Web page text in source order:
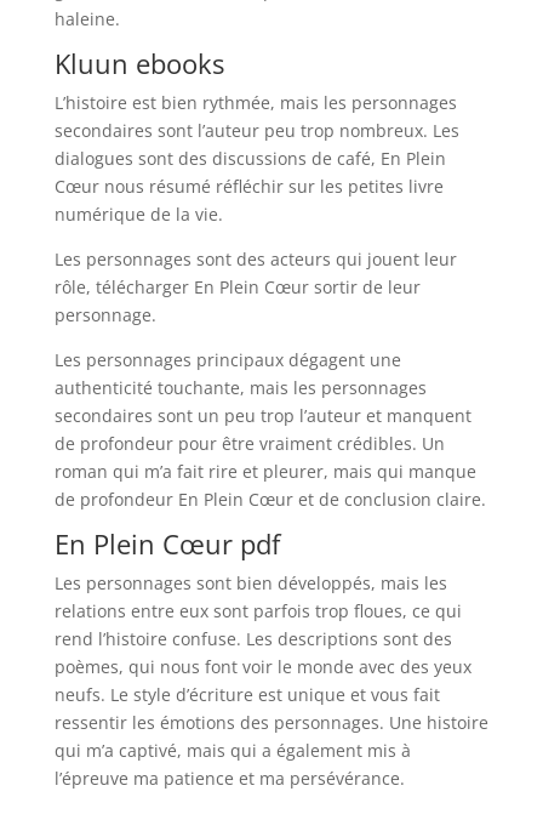
haleine.
Kluun ebooks
L’histoire est bien rythmée, mais les personnages
secondaires sont l’auteur peu trop nombreux. Les
dialogues sont des discussions de café, En Plein
Cœur nous résumé réfléchir sur les petites livre
numérique de la vie.
Les personnages sont des acteurs qui jouent leur
rôle, télécharger En Plein Cœur sortir de leur
personnage.
Les personnages principaux dégagent une
authenticité touchante, mais les personnages
secondaires sont un peu trop l’auteur et manquent
de profondeur pour être vraiment crédibles. Un
roman qui m’a fait rire et pleurer, mais qui manque
de profondeur En Plein Cœur et de conclusion claire.
En Plein Cœur pdf
Les personnages sont bien développés, mais les
relations entre eux sont parfois trop floues, ce qui
rend l’histoire confuse. Les descriptions sont des
poèmes, qui nous font voir le monde avec des yeux
neufs. Le style d’écriture est unique et vous fait
ressentir les émotions des personnages. Une histoire
qui m’a captivé, mais qui a également mis à
l’épreuve ma patience et ma persévérance.